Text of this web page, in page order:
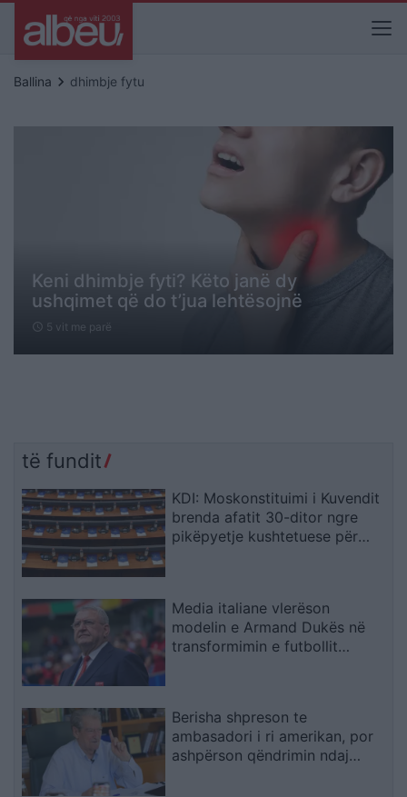
Ballina keyboard_arrow_right dhimbje fytu
Keni dhimbje fyti? Këto janë dy
ushqimet që do t’jua lehtësojnë
schedule 5 vit me parë
të fundit
KDI: Moskonstituimi i Kuvendit
brenda afatit 30-ditor ngre
pikëpyetje kushtetuese për
Media italiane vlerëson
modelin e Armand Dukës në
transformimin e futbollit
Berisha shpreson te
ambasadori i ri amerikan, por
ashpërson qëndrimin ndaj